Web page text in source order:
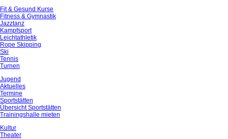
Fit & Gesund Kurse
Fitness & Gymnastik
Jazztanz
Kampfsport
Leichtathletik
Rope Skipping
Ski
Tennis
Turnen
Jugend
Aktuelles
Termine
Sportstätten
Übersicht Sportstätten
Trainingshalle mieten
Kultur
Theater